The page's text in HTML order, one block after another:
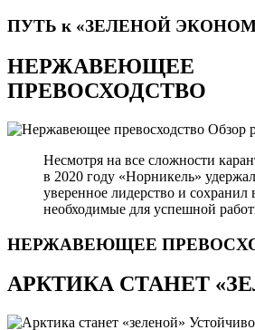
ПУТЬ к «ЗЕЛЕНОЙ
НЕРЖАВЕЮЩЕЕ
ПРЕВОСХОДСТВО
Обзор
Несмотря на все сложности
в 2020 году «Норникель»
уверенное лидерство и сохранил
необходимые для успешной
НЕРЖАВЕЮЩЕЕ
АРКТИКА СТАНЕТ